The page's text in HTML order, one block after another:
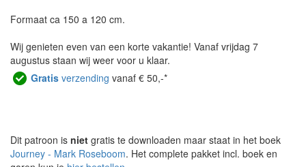
Formaat ca 150 a 120 cm.
Wij genieten even van een korte vakantie! Vanaf vrijdag 7
augustus staan wij weer voor u klaar.
Gratis verzending vanaf € 50,-*
Dit patroon is niet gratis te downloaden maar staat in het boek
Journey - Mark Roseboom. Het complete pakket incl. boek en